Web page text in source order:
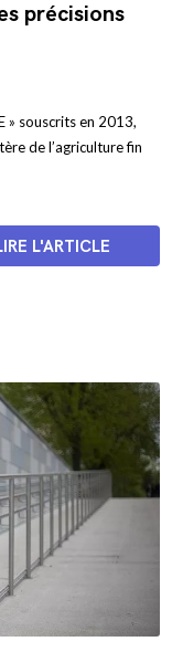
précisions
» souscrits en 2013,
de l’agriculture fin
L'ARTICLE